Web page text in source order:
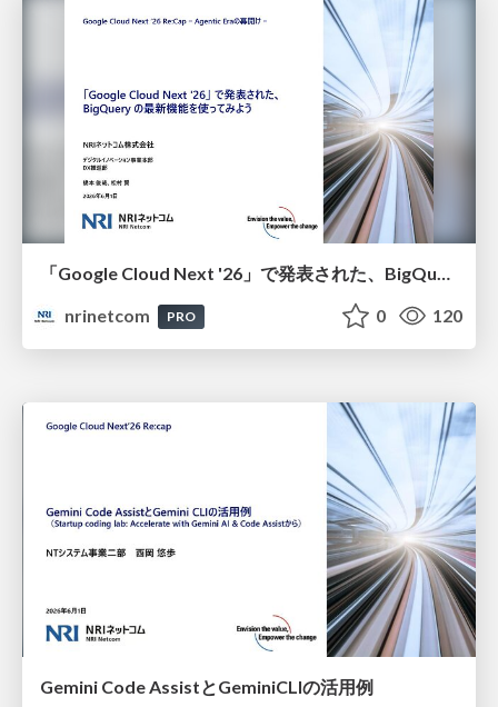
「Google Cloud Next '26」で発表された、BigQueryの最新機能を使ってみよう
nrinetcom
PRO 0 120
Gemini Code AssistとGeminiCLIの活用例